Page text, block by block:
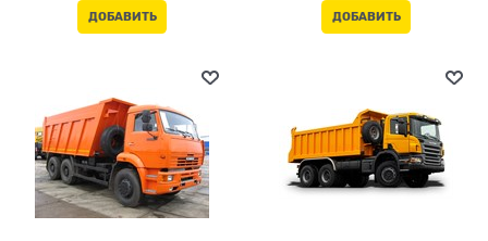
ДОБАВИТЬ ДОБАВИТЬ